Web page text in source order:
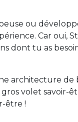
ou
Car oui,
dont tu as
architecture de
volet savoir-
être !